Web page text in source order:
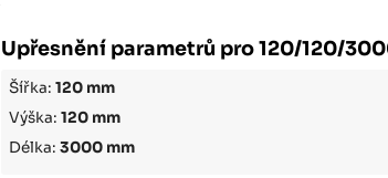
Upřesnění parametrů pro 120/120/
Šířka:120 mm
Výška:120 mm
Délka:3000 mm